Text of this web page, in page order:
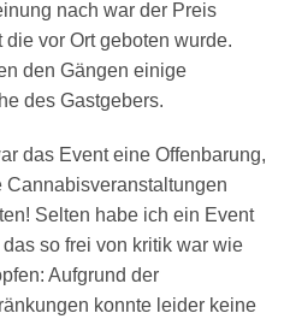
nach war der Preis
vor Ort geboten wurde.
den Gängen einige
des Gastgebers.
das Event eine Offenbarung,
Cannabisveranstaltungen
Selten habe ich ein Event
so frei von kritik war wie
Aufgrund der
konnte leider keine